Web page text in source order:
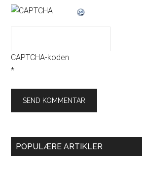
CAPTCHA-koden
*
POPULÆRE ARTIKLER